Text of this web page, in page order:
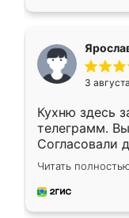
3
Кухню здесь
телеграмм.
Согласовали
недели кухня
довольны
мебель за
Читать